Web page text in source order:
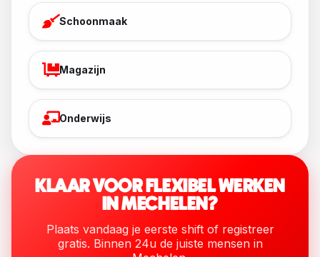
Schoonmaak
Magazijn
Onderwijs
KLAAR VOOR FLEXIBEL WERKEN
IN MECHELEN?
Plaats vandaag je eerste shift of registreer
gratis. Binnen 24u de juiste mensen in